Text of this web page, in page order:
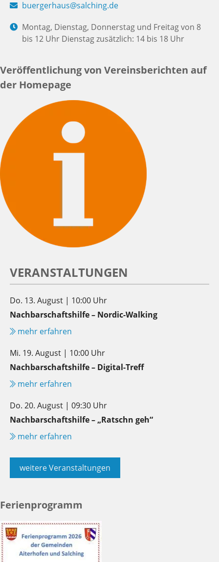
buergerhaus@salching.de
Montag, Dienstag, Donnerstag und Freitag von 8
bis 12 Uhr Dienstag zusätzlich: 14 bis 18 Uhr
Veröffentlichung von Vereinsberichten auf
der Homepage
VERANSTALTUNGEN
Do. 13. August | 10:00 Uhr
Nachbarschaftshilfe – Nordic-Walking
mehr erfahren
Mi. 19. August | 10:00 Uhr
Nachbarschaftshilfe – Digital-Treff
mehr erfahren
Do. 20. August | 09:30 Uhr
Nachbarschaftshilfe – „Ratschn geh“
mehr erfahren
weitere Veranstaltungen
Ferienprogramm